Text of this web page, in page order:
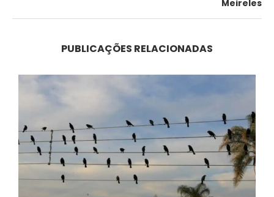
Meireles
PUBLICAÇÕES RELACIONADAS